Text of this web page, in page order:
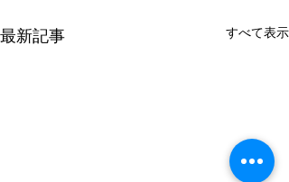
最新記事 すべて表示